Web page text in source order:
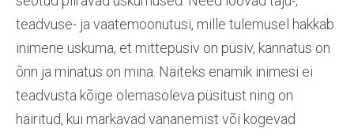
teadvuse- ja vaatemoonutusi, mille tulemusel hakkab
inimene uskuma, et mittepüsiv on püsiv, kannatus on
õnn ja minatus on mina. Näiteks enamik inimesi ei
teadvusta kõige olemasoleva püsitust ning on
häiritud, kui märkavad vananemist või kogevad